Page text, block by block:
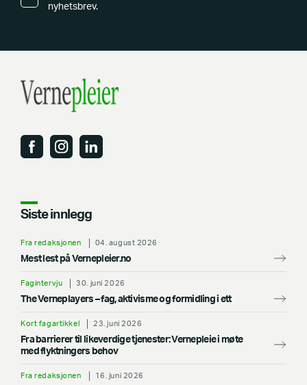
nyhetsbrev.
Siste innlegg
Fra redaksjonen 04. august 2026
Mest lest på Vernepleier.no
Fagintervju 30. juni 2026
The Verneplayers – fag, aktivisme og formidling i ett
Kort fagartikkel 23. juni 2026
Fra barrierer til likeverdige tjenester: Vernepleie i møte
med flyktningers behov
Fra redaksjonen 16. juni 2026